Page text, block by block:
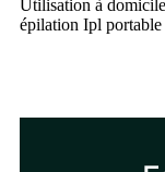
Utilisation à
épilation Ipl portable